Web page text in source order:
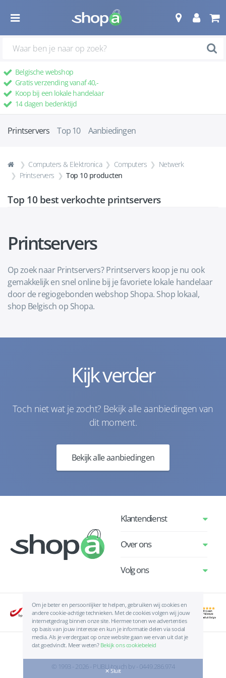
Belgische webshop
Gratis verzending vanaf 40,-
Koop bij een lokale handelaar
14 dagen bedenktijd
Printservers Top 10 Aanbiedingen
Computers & Elektronica Computers
Netwerk
Printservers
Top 10 producten
Top 10 best verkochte printservers
Printservers
Op zoek naar Printservers? Printservers koop je nu ook
gemakkelijk en snel online bij je favoriete lokale handelaar
door de regiogebonden webshop Shopa. Shop lokaal,
shop Belgisch op Shopa.
Kijk verder
Toch niet wat je zocht? Bekijk alle aanbiedingen van
dit moment.
Bekijk alle aanbiedingen
Om je beter en persoonlijker te helpen, gebruiken wij cookies en
andere cookie-achtige technieken. Met de cookies volgen wij jouw
internetgedrag binnen onze site. Hiermee tonen we advertenties
op basis van jouw interesse en kun je informatie delen via social
media. Als je verdergaat op onze website gaan we ervan uit dat je
dat goedvindt. Meer weten? Bekijk ons cookiebeleid
✕ Sluit
Klantendienst
Over ons
Volg ons
Algemene voorwaarden | Privacyverklaring
© 1993 - 2026 - PUBLI-touch bv - 0449.286.974